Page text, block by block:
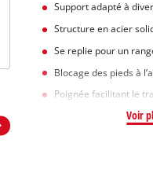
Support adapté à
Structure en acier
Se replie pour un
Blocage des pieds à
Poignée facilitant le
Voir